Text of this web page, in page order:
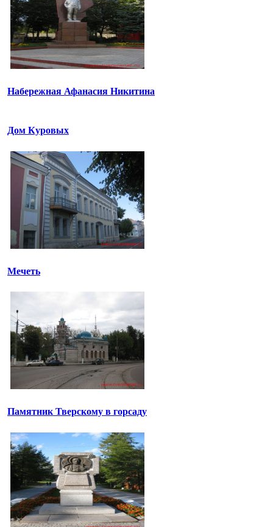
Набережная Афанасия Никитина
Дом Куровых
Мечеть
Памятник Тверскому в горсаду